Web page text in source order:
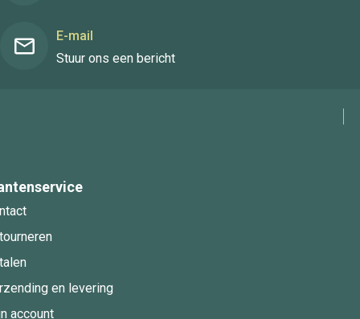
E-mail
Stuur ons een bericht
en levering
account